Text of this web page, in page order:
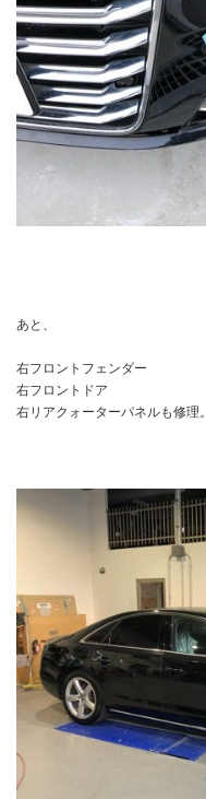
あと、
右フロントフェンダー
右フロントドア
右リアクォーターパネルも修理。